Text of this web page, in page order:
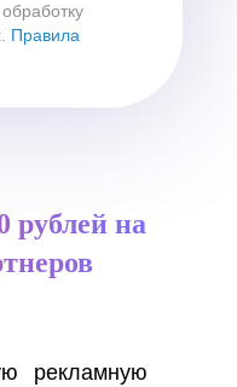
Правила
рублей на
рекламную